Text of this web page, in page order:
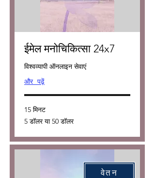
ईमेल मनोचिकित्सा 24x7
विश्वव्यापी ऑनलाइन सेवाएं
और पढ़ें
15 मिनट
5
डॉलर
5 डॉलर या 50 डॉलर
वेतन